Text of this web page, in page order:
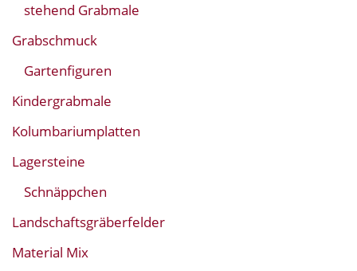
stehend Grabmale
Grabschmuck
Gartenfiguren
Kindergrabmale
Kolumbariumplatten
Lagersteine
Schnäppchen
Landschaftsgräberfelder
Material Mix